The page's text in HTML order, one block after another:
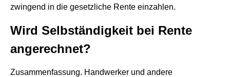
zwingend in die gesetzliche Rente einzahlen.
Wird Selbständigkeit bei Rente
angerechnet?
Zusammenfassung. Handwerker und andere